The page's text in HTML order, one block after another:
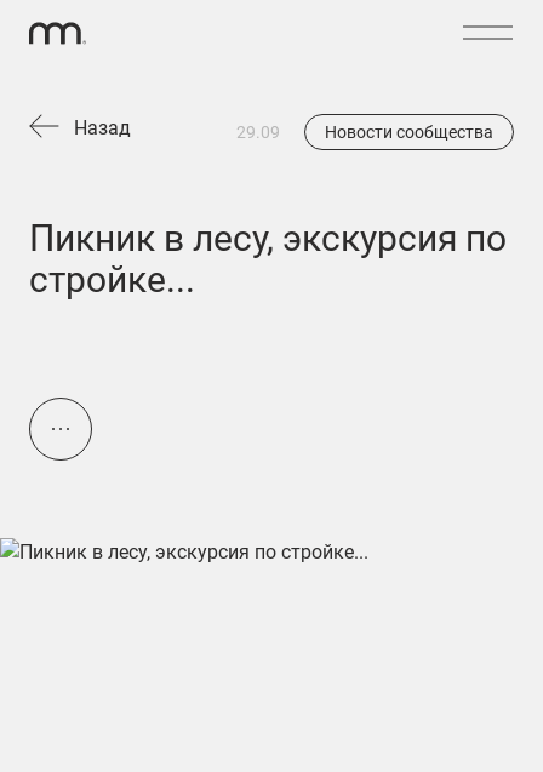
Назад 29.09 Новости сообщества
Пикник в лесу, экскурсия по
стройке...